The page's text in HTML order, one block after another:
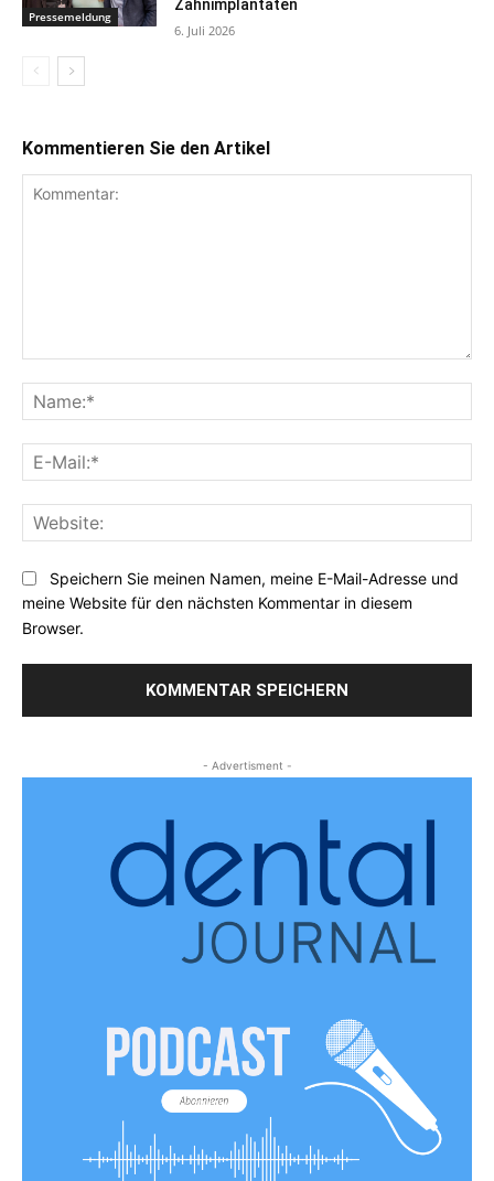
Pressemeldung
Zahnimplantaten
6. Juli 2026
Kommentieren Sie den Artikel
Speichern Sie meinen Namen, meine E-Mail-Adresse und
meine Website für den nächsten Kommentar in diesem
Browser.
- Advertisment -